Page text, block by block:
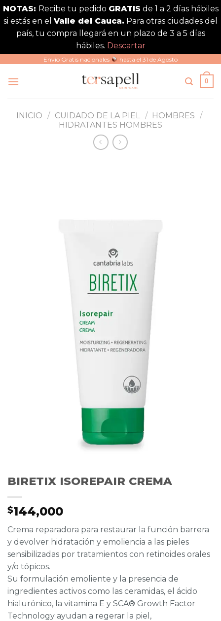
NOTAS: Recibe tu pedido GRATIS de 1 a 2 días hábiles
si estás en el Valle del Cauca. Para otras ciudades del
país, tu compra llegará en un plazo de 3 a 5 días
hábiles. Descartar
contenido
Envío Gratis nacionales hasta el 31 de Agosto
0
INICIO / CUIDADO DE LA PIEL / HOMBRES /
HIDRATANTES HOMBRES
BIRETIX ISOREPAIR CREMA
$144,000
Crema reparadora para restaurar la función barrera
y devolver hidratación y emoliencia a las pieles
sensibilizadas por tratamientos con retinoides orales
y/o tópicos.
Su formulación emoliente y la presencia de
ingredientes activos como las ceramidas, el ácido
hialurónico, la vitamina E y SCA® Growth Factor
Technology ayudan a regerar la piel,